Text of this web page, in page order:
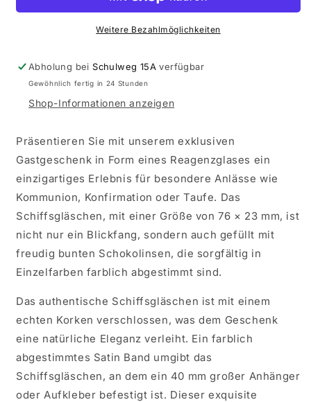
Fisch,
Fisch,
kirchlicher
Weitere Bezahlmöglichkeiten
Abholung beiSchulweg 15A verfügbar
Gewöhnlich fertig in 24 Stunden
Shop-Informationen anzeigen
Präsentieren Sie mit unserem exklusiven
Gastgeschenk in Form eines Reagenzglases ein
einzigartiges Erlebnis für besondere Anlässe wie
Kommunion, Konfirmation oder Taufe. Das
Schiffsgläschen, mit einer Größe von 76 × 23 mm, ist
nicht nur ein Blickfang, sondern auch gefüllt mit
freudig bunten Schokolinsen, die sorgfältig in
Einzelfarben farblich abgestimmt sind.
Das authentische Schiffsgläschen ist mit einem
echten Korken verschlossen, was dem Geschenk
eine natürliche Eleganz verleiht. Ein farblich
abgestimmtes Satin Band umgibt das
Schiffsgläschen, an dem ein 40 mm großer Anhänger
oder Aufkleber befestigt ist. Dieser exquisite